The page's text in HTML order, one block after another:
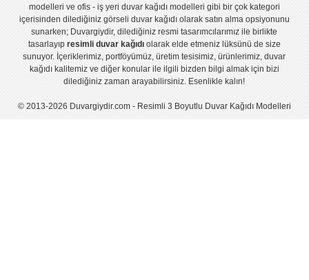
modelleri ve ofis - iş yeri duvar kağıdı modelleri gibi bir çok kategori
içerisinden dilediğiniz görseli duvar kağıdı olarak satın alma opsiyonunu
sunarken; Duvargiydir, dilediğiniz resmi tasarımcılarımız ile birlikte
tasarlayıp resimli duvar kağıdıolarak elde etmeniz lüksünü de size
sunuyor. İçeriklerimiz, portföyümüz, üretim tesisimiz, ürünlerimiz, duvar
kağıdı kalitemiz ve diğer konular ile ilgili bizden bilgi almak için bizi
dilediğiniz zaman arayabilirsiniz. Esenlikle kalın!
© 2013-2026 Duvargiydir.com - Resimli 3 Boyutlu Duvar Kağıdı Modelleri